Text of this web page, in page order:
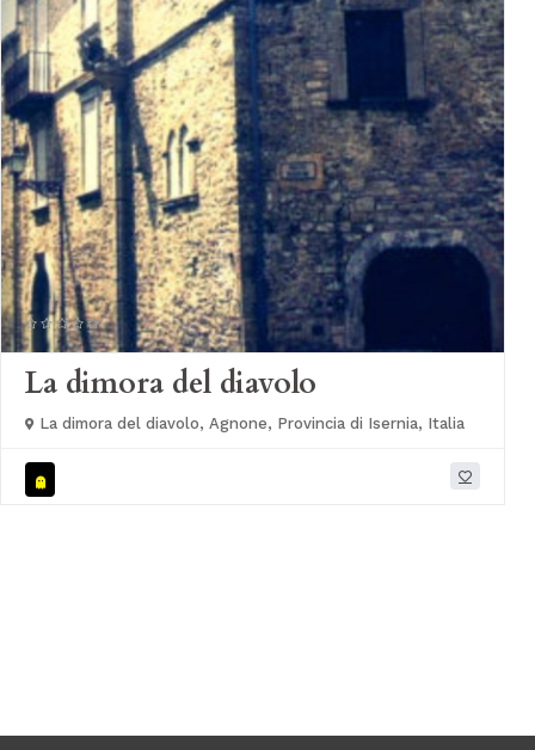
La dimora del diavolo
La dimora del diavolo, Agnone, Provincia di Isernia, Italia